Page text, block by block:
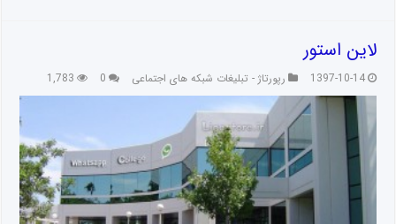
لاین استور
1397-10-14 رپورتاژ - تبلیغات شبکه های اجتماعی 0
1,783